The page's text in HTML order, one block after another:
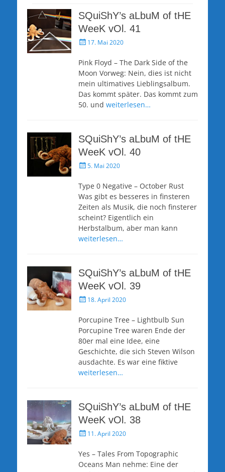
SQuiShY’s aLbuM of tHE
WeeK vOl. 41
Veröffentlicht
17. Mai 2020
Pink Floyd – The Dark Side of the
Moon Vorweg: Nein, dies ist nicht
mein ultimatives Lieblingsalbum.
Das kommt später. Das kommt zum
50. und weiterlesen…
SQuiShY’s aLbuM of tHE
WeeK vOl. 40
Veröffentlicht
5. Mai 2020
Type 0 Negative – October Rust
Was gibt es besseres in finsteren
Zeiten als Musik, die noch finsterer
scheint? Eigentlich ein
Herbstalbum, aber man kann
weiterlesen…
SQuiShY’s aLbuM of tHE
WeeK vOl. 39
Veröffentlicht
18. April 2020
Porcupine Tree – Lightbulb Sun
Porcupine Tree waren Ende der
80er mal eine Idee, eine
Geschichte, die sich Steven Wilson
ausdachte. Es war eine fiktive
weiterlesen…
SQuiShY’s aLbuM of tHE
WeeK vOl. 38
Veröffentlicht
11. April 2020
Yes – Tales From Topographic
Oceans Man nehme: Eine der